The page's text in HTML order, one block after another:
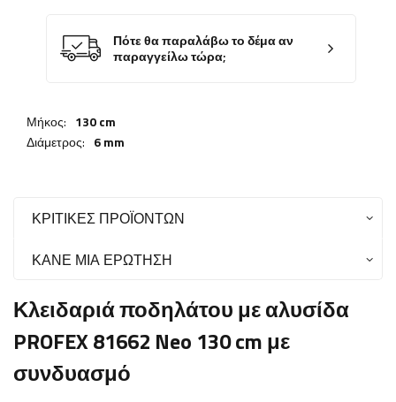
Πότε θα παραλάβω το δέμα αν
παραγγείλω τώρα;
Μήκος: 130 cm
Διάμετρος: 6 mm
ΚΡΙΤΙΚΈΣ ΠΡΟΪΌΝΤΩΝ
ΚΆΝΕ ΜΙΑ ΕΡΏΤΗΣΗ
Κλειδαριά ποδηλάτου με αλυσίδα
PROFEX 81662 Neo 130 cm με
συνδυασμό